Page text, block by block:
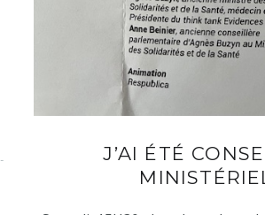
J’AI ÉTÉ